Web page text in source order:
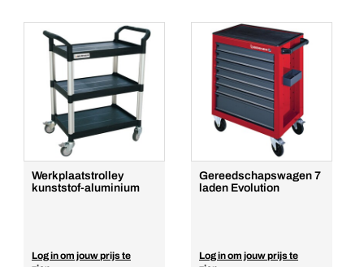
Werkplaatstrolley
kunststof-aluminium
Log in om jouw prijs te
Gereedschapswagen 7
laden Evolution
Log in om jouw prijs te